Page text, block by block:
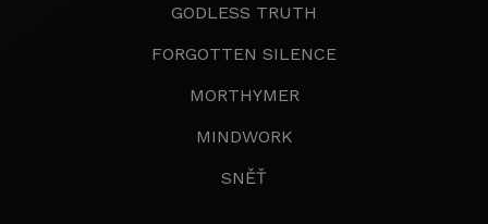
GODLESS TRUTH
FORGOTTEN SILENCE
MORTHYMER
MINDWORK
SNĚŤ